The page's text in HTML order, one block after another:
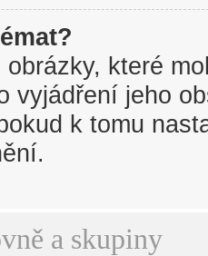
které
vyjádření jeho
k tomu
a skupiny